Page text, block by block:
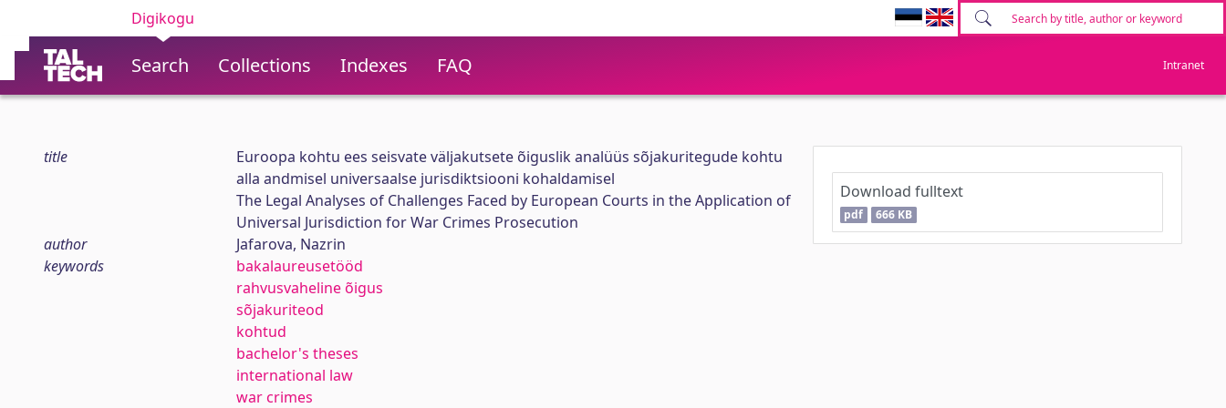
Digikogu
Search Collections Indexes FAQ Intranet
title
Euroopa kohtu ees seisvate väljakutsete õiguslik analüüs sõjakuritegude kohtu
alla andmisel universaalse jurisdiktsiooni kohaldamisel
The Legal Analyses of Challenges Faced by European Courts in the Application of
Universal Jurisdiction for War Crimes Prosecution
author
Jafarova, Nazrin
keywords
bakalaureusetööd
rahvusvaheline õigus
sõjakuriteod
kohtud
bachelor's theses
international law
war crimes
Download fulltext
pdf 666 KB